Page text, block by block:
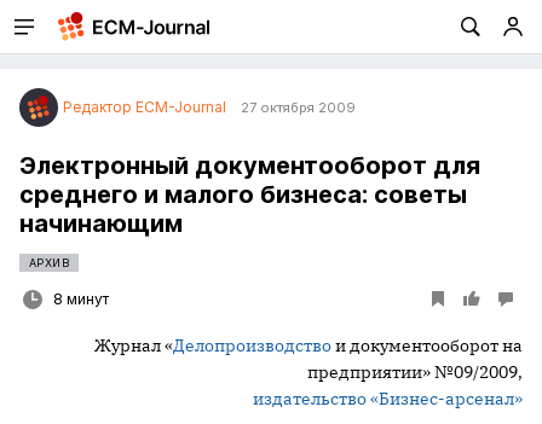
Редактор ECM-Journal 27 октября 2009
Электронный документооборот для
среднего и малого бизнеса: советы
начинающим
АРХИВ
8 минут
Журнал «Делопроизводствои документооборот на
предприятии» №09/2009,
издательство «Бизнес-арсенал»